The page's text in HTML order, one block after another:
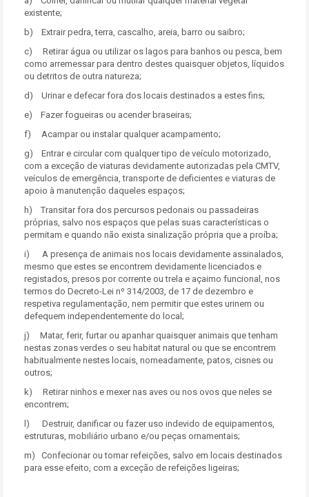
existente;
b) Extrair pedra, terra, cascalho, areia, barro ou saibro;
c) Retirar água ou utilizar os lagos para banhos ou pesca, bem
como arremessar para dentro destes quaisquer objetos, líquidos
ou detritos de outra natureza;
d) Urinar e defecar fora dos locais destinados a estes fins;
e) Fazer fogueiras ou acender braseiras;
f) Acampar ou instalar qualquer acampamento;
g) Entrar e circular com qualquer tipo de veículo motorizado,
com a exceção de viaturas devidamente autorizadas pela CMTV,
veículos de emergência, transporte de deficientes e viaturas de
apoio à manutenção daqueles espaços;
h) Transitar fora dos percursos pedonais ou passadeiras
próprias, salvo nos espaços que pelas suas características o
permitam e quando não exista sinalização própria que a proíba;
i) A presença de animais nos locais devidamente assinalados,
mesmo que estes se encontrem devidamente licenciados e
registados, presos por corrente ou trela e açaimo funcional, nos
termos do Decreto-Lei nº 314/2003, de 17 de dezembro e
respetiva regulamentação, nem permitir que estes urinem ou
defequem independentemente do local;
j) Matar, ferir, furtar ou apanhar quaisquer animais que tenham
nestas zonas verdes o seu habitat natural ou que se encontrem
habitualmente nestes locais, nomeadamente, patos, cisnes ou
outros;
k) Retirar ninhos e mexer nas aves ou nos ovos que neles se
encontrem;
l) Destruir, danificar ou fazer uso indevido de equipamentos,
estruturas, mobiliário urbano e/ou peças ornamentais;
m) Confecionar ou tomar refeições, salvo em locais destinados
para esse efeito, com a exceção de refeições ligeiras;